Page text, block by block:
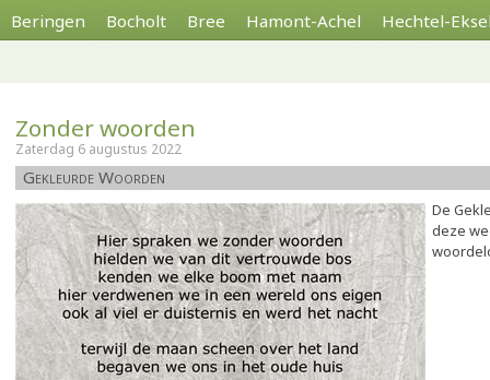
Beringen Bocholt Bree Hamont-Achel Hechtel-
Zonder woorden
Zaterdag 6 augustus 2022
Gekleurde Woorden
De
deze